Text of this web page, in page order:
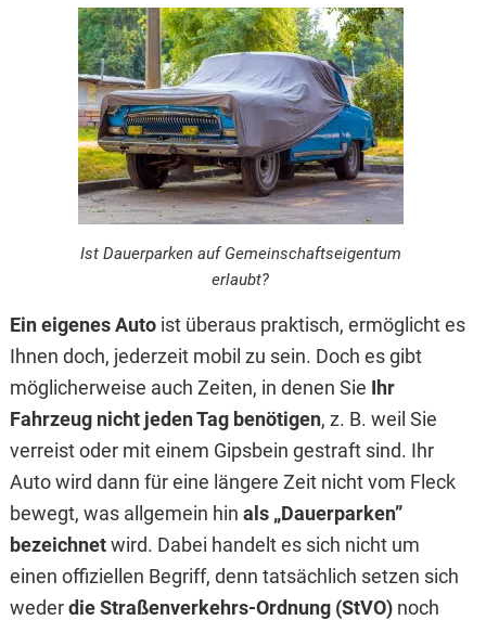
Ist Dauerparken auf Gemeinschaftseigentum
erlaubt?
Ein eigenes Autoist überaus praktisch, ermöglicht es
Ihnen doch, jederzeit mobil zu sein. Doch es gibt
möglicherweise auch Zeiten, in denen Sie Ihr
Fahrzeug nicht jeden Tag benötigen, z. B. weil Sie
verreist oder mit einem Gipsbein gestraft sind. Ihr
Auto wird dann für eine längere Zeit nicht vom Fleck
bewegt, was allgemein hin als „Dauerparken”
bezeichnetwird. Dabei handelt es sich nicht um
einen offiziellen Begriff, denn tatsächlich setzen sich
wederdie Straßenverkehrs-Ordnung (StVO)noch